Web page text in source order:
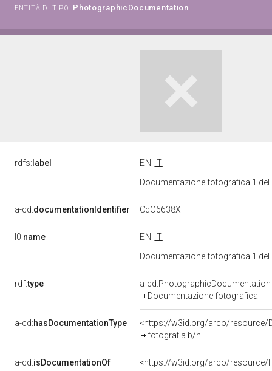
ENTITÀ DI TIPO: PhotographicDocumentation
rdfs: label EN
IT
Documentazione fotografica 1
a-cd:documentationIdentifier CdO6638X
l0:name EN
IT
Documentazione fotografica 1
rdf:type
a-cd:PhotographicDocumentation
Documentazione fotografica
a-cd:hasDocumentationType
<https://w3id.org/arco/resource/
fotografia b/n
a-cd:isDocumentationOf
<https://w3id.org/arco/resource/